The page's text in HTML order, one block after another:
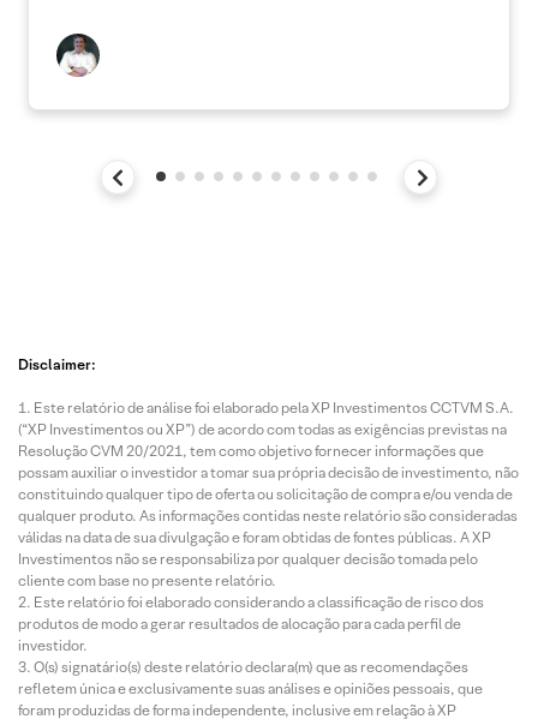
Disclaimer:
Este relatório de análise foi elaborado pela XP Investimentos CCTVM S.A.
(“XP Investimentos ou XP”) de acordo com todas as exigências previstas na
Resolução CVM 20/2021, tem como objetivo fornecer informações que
possam auxiliar o investidor a tomar sua própria decisão de investimento, não
constituindo qualquer tipo de oferta ou solicitação de compra e/ou venda de
qualquer produto. As informações contidas neste relatório são consideradas
válidas na data de sua divulgação e foram obtidas de fontes públicas. A XP
Investimentos não se responsabiliza por qualquer decisão tomada pelo
cliente com base no presente relatório.
Este relatório foi elaborado considerando a classificação de risco dos
produtos de modo a gerar resultados de alocação para cada perfil de
investidor.
O(s) signatário(s) deste relatório declara(m) que as recomendações
refletem única e exclusivamente suas análises e opiniões pessoais, que
foram produzidas de forma independente, inclusive em relação à XP